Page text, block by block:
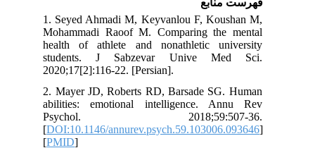
1. Seyed Ahmadi M, Keyvanlou F,
Mohammadi Raoof M. Comparing
health of athlete and nonathletic
students. J Sabzevar Unive
2020;17[2]:116-22. [Persian].
2. Mayer JD, Roberts RD, Barsade
abilities: emotional intelligence.
Psychol.
[DOI:10.1146/